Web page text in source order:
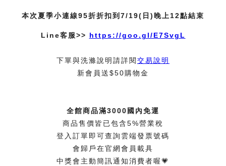
本次夏季小連線95折折扣到7/19(日)晚上12點結束
Line客服>> https://goo.gl/E7SvgL
下單與洗滌說明請詳閱交易說明
新會員送$50購物金
全館商品滿3000國內免運
商品售價皆已包含5%營業稅
登入訂單即可查詢雲端發票號碼
會歸戶在官網會員載具
中獎會主動簡訊通知消費者喔💗